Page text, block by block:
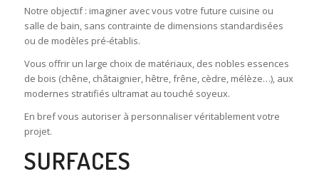
Notre objectif : imaginer avec vous votre future cuisine ou
salle de bain, sans contrainte de dimensions standardisées
ou de modèles pré-établis.
Vous offrir un large choix de matériaux, des nobles essences
de bois (chêne, châtaignier, hêtre, frêne, cèdre, mélèze…), aux
modernes stratifiés ultramat au touché soyeux.
En bref vous autoriser à personnaliser véritablement votre
projet.
SURFACES